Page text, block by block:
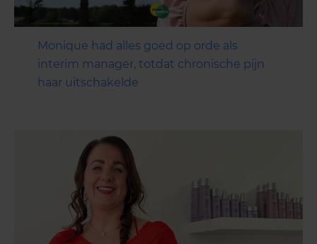
Monique had alles goed op orde als
interim manager, totdat chronische pijn
haar uitschakelde